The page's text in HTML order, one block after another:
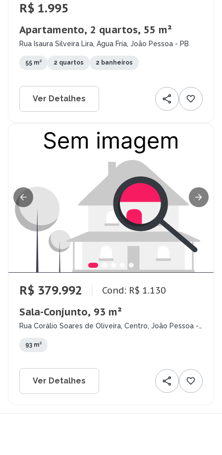
R$ 1.995
Apartamento, 2 quartos, 55 m²
Rua Isaura Silveira Lira, Água Fria, João Pessoa - PB
55 m² 2 quartos 2 banheiros
Ver Detalhes
R$ 379.992 Cond: R$ 1.130
Sala-Conjunto, 93 m²
Rua Corálio Soares de Oliveira, Centro, João Pessoa -
93 m²
Ver Detalhes